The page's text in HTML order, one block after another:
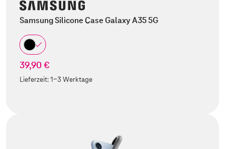
Samsung Silicone Case Galaxy A35 5G
39,90 €
Lieferzeit:1-3 Werktage